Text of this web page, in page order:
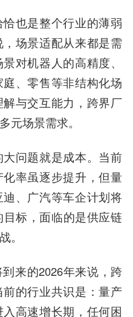
也是整个行业的薄弱
场景适配从来都是需
对机器人的高精度、
、零售等非结构化场
与交互能力，跨界厂
元场景需求。
问题就是成本。当前
率虽逐步提升，但量
、广汽等车企计划将
标，面临的是供应链
。
来的2026年来说，跨
的行业共识是：量产
高速增长期，任何困